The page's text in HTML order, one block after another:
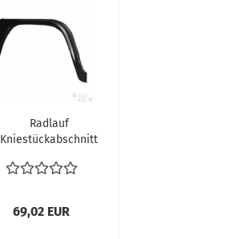
Radlauf
Kniestückabschnitt
08.71-07.79...
69,02 EUR